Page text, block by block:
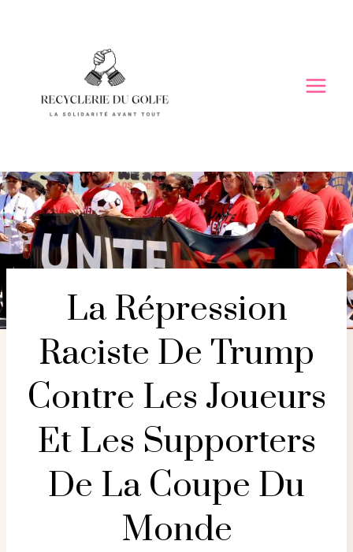
La Répression
Raciste De Trump
Contre Les Joueurs
Et Les Supporters
De La Coupe Du
Monde